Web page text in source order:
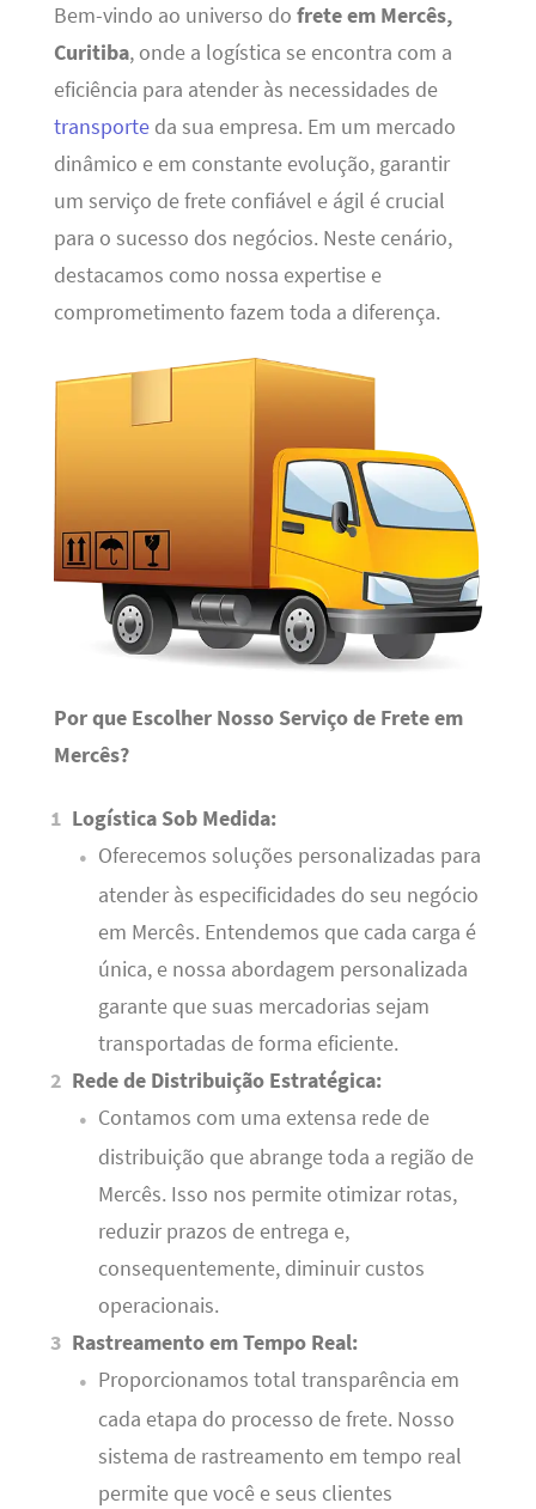
Bem-vindo ao universo do frete em Mercês,
Curitiba, onde a logística se encontra com a
eficiência para atender às necessidades de
transporteda sua empresa. Em um mercado
dinâmico e em constante evolução, garantir
um serviço de frete confiável e ágil é crucial
para o sucesso dos negócios. Neste cenário,
destacamos como nossa expertise e
comprometimento fazem toda a diferença.
Por que Escolher Nosso Serviço de Frete em
Mercês?
Logística Sob Medida:
Oferecemos soluções personalizadas para
atender às especificidades do seu negócio
em Mercês. Entendemos que cada carga é
única, e nossa abordagem personalizada
garante que suas mercadorias sejam
transportadas de forma eficiente.
Rede de Distribuição Estratégica:
Contamos com uma extensa rede de
distribuição que abrange toda a região de
Mercês. Isso nos permite otimizar rotas,
reduzir prazos de entrega e,
consequentemente, diminuir custos
operacionais.
Rastreamento em Tempo Real:
Proporcionamos total transparência em
cada etapa do processo de frete. Nosso
sistema de rastreamento em tempo real
permite que você e seus clientes